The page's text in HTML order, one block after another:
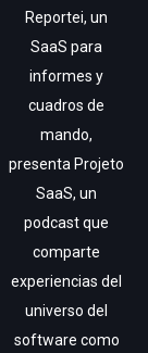
Reportei, un
SaaS para
informes y
cuadros de
mando,
presenta Projeto
SaaS, un
podcast que
comparte
experiencias del
universo del
software como